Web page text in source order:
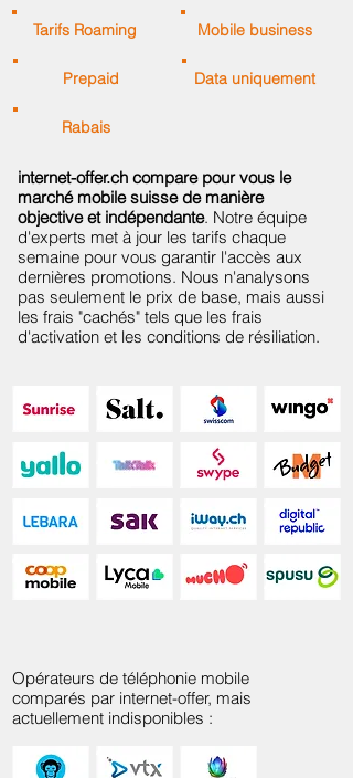
Tarifs Roaming Mobile business
Prepaid Data uniquement
Rabais
internet-offer.ch compare pour vous le
marché mobile suisse de manière
objective et indépendante. Notre équipe
d'experts met à jour les tarifs chaque
semaine pour vous garantir l'accès aux
dernières promotions. Nous n'analysons
pas seulement le prix de base, mais aussi
les frais "cachés" tels que les frais
d'activation et les conditions de résiliation.
Opérateurs de téléphonie mobile
comparés par internet-offer, mais
actuellement indisponibles :